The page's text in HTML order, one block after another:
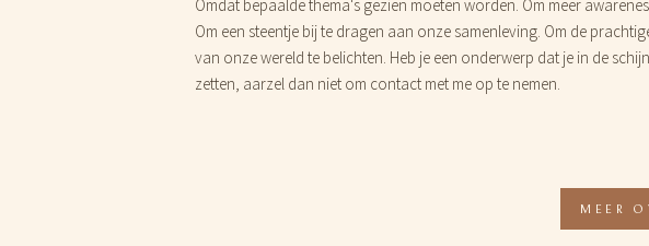
MEER
Omdat bepaalde thema's gezien moeten worden. Om meer
Om een steentje bij te dragen aan onze samenleving. Om de
van onze wereld te belichten. Heb je een onderwerp dat je in de
zetten, aarzel dan niet om contact met me op te nemen.